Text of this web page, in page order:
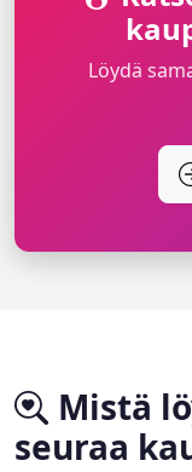
Löydä
Mistä
seuraa